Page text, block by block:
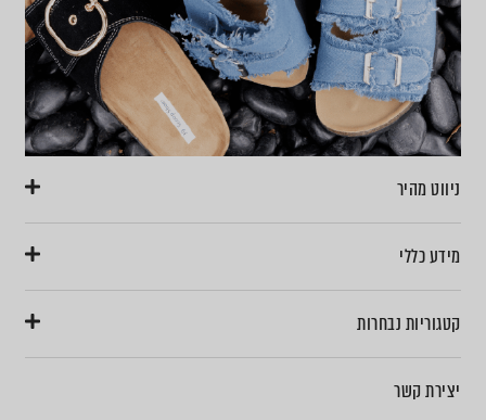
ניווט מהיר
מידע כללי
קטגוריות נבחרות
יצירת קשר